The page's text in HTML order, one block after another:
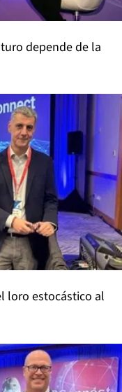
depende de la
loro estocástico al